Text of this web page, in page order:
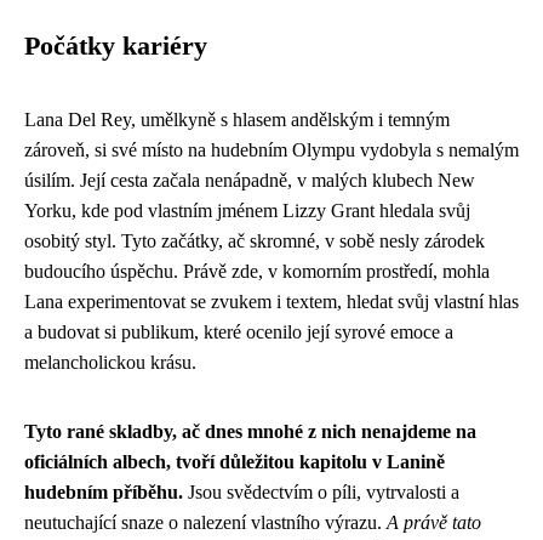
Počátky kariéry
Lana Del Rey, umělkyně s hlasem andělským i temným
zároveň, si své místo na hudebním Olympu vydobyla s nemalým
úsilím. Její cesta začala nenápadně, v malých klubech New
Yorku, kde pod vlastním jménem Lizzy Grant hledala svůj
osobitý styl. Tyto začátky, ač skromné, v sobě nesly zárodek
budoucího úspěchu. Právě zde, v komorním prostředí, mohla
Lana experimentovat se zvukem i textem, hledat svůj vlastní hlas
a budovat si publikum, které ocenilo její syrové emoce a
melancholickou krásu.
Tyto rané skladby, ač dnes mnohé z nich nenajdeme na
oficiálních albech, tvoří důležitou kapitolu v Lanině
hudebním příběhu. Jsou svědectvím o píli, vytrvalosti a
neutuchající snaze o nalezení vlastního výrazu. A právě tato